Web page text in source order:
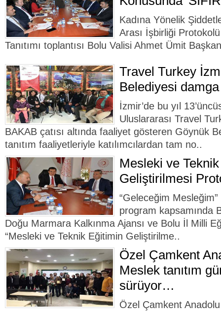
Kadına Yönelik
Arası İşbirliği
Tanıtımı toplantısı Bolu Valisi Ahmet Ümit
Travel Turkey
Belediyesi
İzmir’de bu yıl
Uluslararası Travel
BAKAB çatısı altında faaliyet gösteren Göynük
tanıtım faaliyetleriyle katılımcılardan tam no..
Mesleki ve
Geliştirilmesi
“Geleceğim
program kapsamında
Doğu Marmara Kalkınma Ajansı ve Bolu İl Milli
“Mesleki ve Teknik Eğitimin Geliştirilme..
Özel Çamkent
Meslek tanıtım
sürüyor…
Özel Çamkent